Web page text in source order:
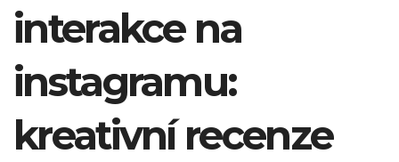
interakce na
instagramu:
kreativní recenze